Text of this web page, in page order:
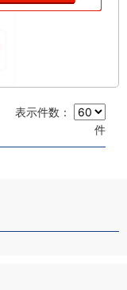
表示件数：
件